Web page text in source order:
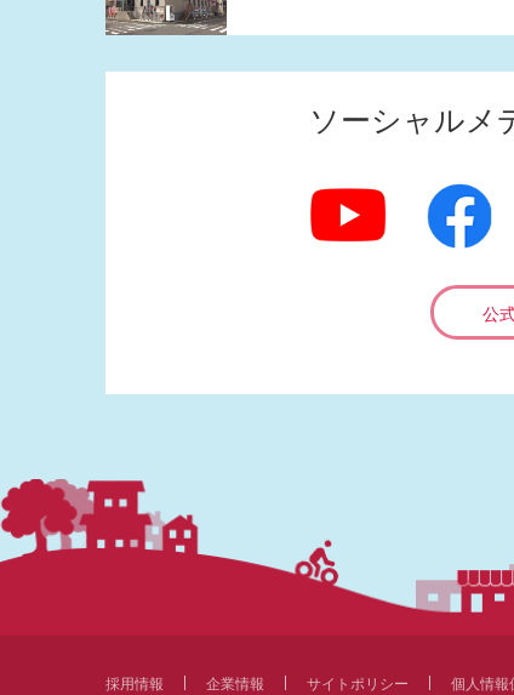
ソーシャルメ
公
採用情報 企業情報 サイトポリシー 個人情報